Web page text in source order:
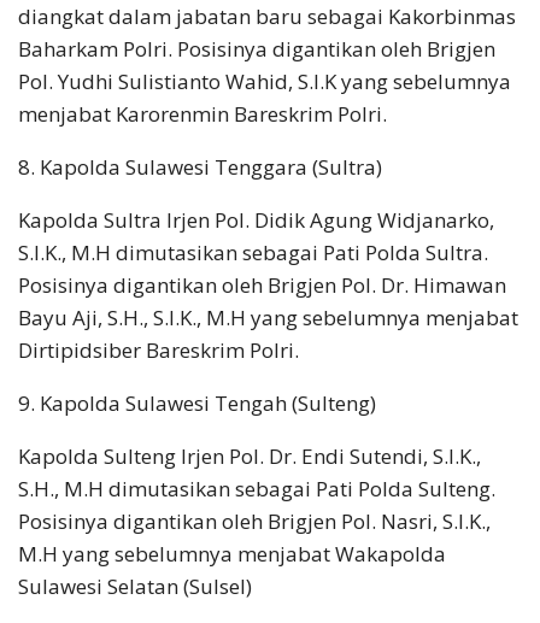
diangkat dalam jabatan baru sebagai Kakorbinmas
Baharkam Polri. Posisinya digantikan oleh Brigjen
Pol. Yudhi Sulistianto Wahid, S.I.K yang sebelumnya
menjabat Karorenmin Bareskrim Polri.
8. Kapolda Sulawesi Tenggara (Sultra)
Kapolda Sultra Irjen Pol. Didik Agung Widjanarko,
S.I.K., M.H dimutasikan sebagai Pati Polda Sultra.
Posisinya digantikan oleh Brigjen Pol. Dr. Himawan
Bayu Aji, S.H., S.I.K., M.H yang sebelumnya menjabat
Dirtipidsiber Bareskrim Polri.
9. Kapolda Sulawesi Tengah (Sulteng)
Kapolda Sulteng Irjen Pol. Dr. Endi Sutendi, S.I.K.,
S.H., M.H dimutasikan sebagai Pati Polda Sulteng.
Posisinya digantikan oleh Brigjen Pol. Nasri, S.I.K.,
M.H yang sebelumnya menjabat Wakapolda
Sulawesi Selatan (Sulsel)